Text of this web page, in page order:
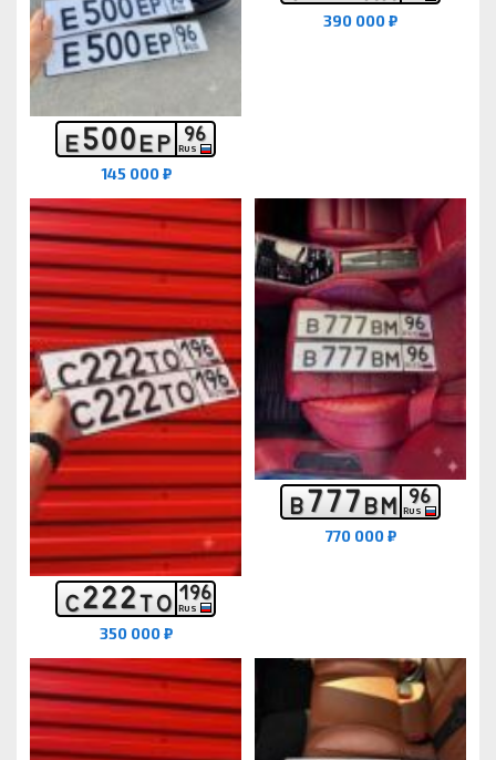
Е500ЕР 96
RUS
145 000 ₽
390 000 ₽
С222ТО 196
RUS
350 000 ₽
В777ВМ 96
RUS
770 000 ₽